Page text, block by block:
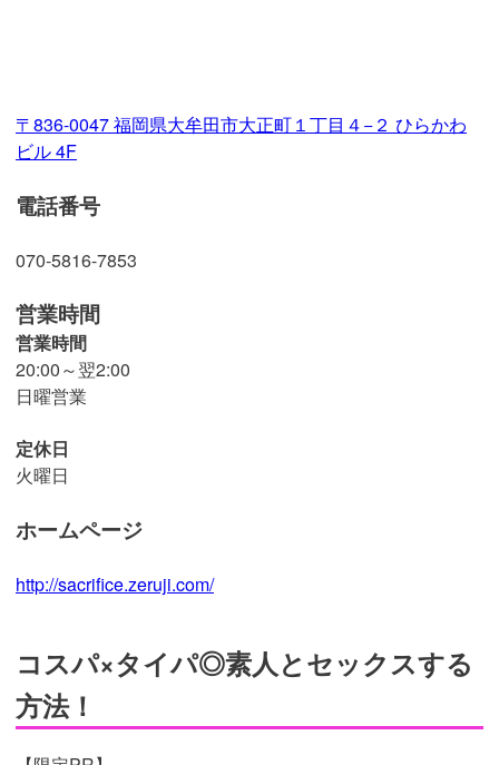
〒836-0047 福岡県大牟田市大正町１丁目４−２ ひらかわ
ビル 4F
電話番号
070-5816-7853
営業時間
営業時間
20:00～翌2:00
日曜営業
定休日
火曜日
ホームページ
http://sacrifice.zeruji.com/
コスパ×タイパ◎素人とセックスする
方法！